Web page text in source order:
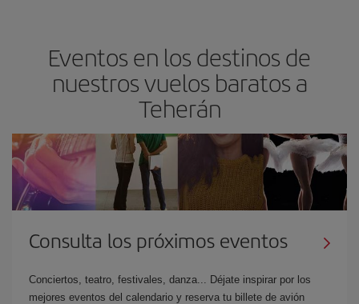
Eventos en los destinos de
nuestros vuelos baratos a
Teherán
Consulta los próximos eventos
Conciertos, teatro, festivales, danza... Déjate inspirar por los
mejores eventos del calendario y reserva tu billete de avión